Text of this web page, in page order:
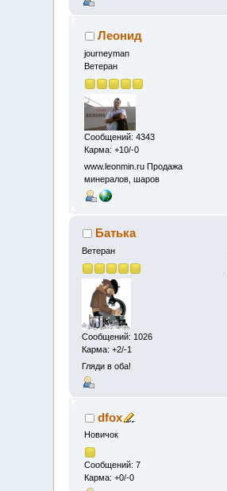
Леонид
journeyman
Ветеран
Сообщений: 4343
Карма: +10/-0
www.leonmin.ru Продажа
минералов, шаров
Батька
Ветеран
Сообщений: 1026
Карма: +2/-1
Гляди в оба!
dfox
Новичок
Сообщений: 7
Карма: +0/-0